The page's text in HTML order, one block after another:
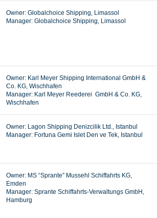
Owner: Globalchoice Shipping, Limassol
Manager: Globalchoice Shipping, Limassol
Owner: Karl Meyer Shipping International GmbH &
Co. KG, Wischhafen
Manager: Karl Meyer Reederei GmbH & Co. KG,
Wischhafen
Owner: Lagon Shipping Denizcilik Ltd., Istanbul
Manager: Fortuna Gemi Islet Den ve Tek, Istanbul
Owner: MS “Sprante” Mussehl Schiffahrts KG,
Emden
Manager: Sprante Schiffahrts-Verwaltungs GmbH,
Hamburg